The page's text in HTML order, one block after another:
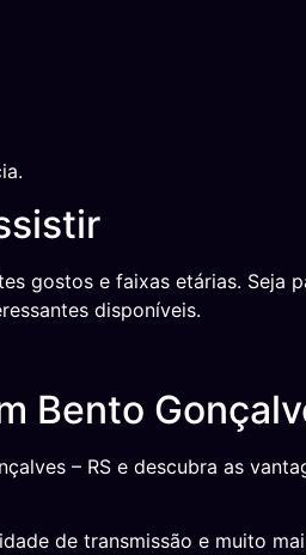
gostos e faixas etárias. Seja
disponíveis.
Bento
– RS e descubra as
de transmissão e muito